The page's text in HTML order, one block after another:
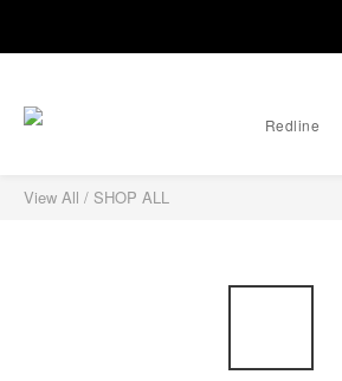
Redline
View All / SHOP ALL